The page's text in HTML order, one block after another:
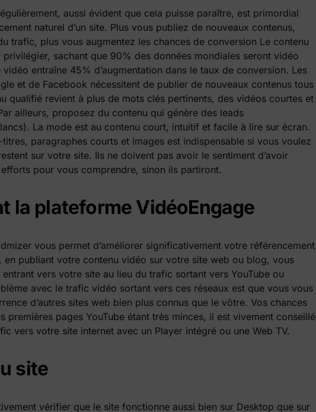
aussi évident que cela puisse paraître, est primordial
naturel d’un site. Plus vous publiez de nouveaux contenus,
trafic, plus vous augmentez les chances de conversion Le contenu
sachant que 90% des données mondiales seront vidéo
vidéo entraîne 45% d’augmentation dans le taux de conversion. Les
et de Facebook nécessitent de publier de nouveaux contenus tous
qualifié revient à plus de mots clés pertinents, des vidéos courtes et
ailleurs, proposez du contenu qui génère des leads
La mode est au contenu court, intuitif et facile à lire sur écran.
titres, paragraphes courts et images est indispensable si vous voulez
sur votre site. Ils ne doivent pas avoir le sentiment d’avoir
pour vous comprendre, sinon ils partiront.
la plateforme VidéoEngage
vous permet d’améliorer significativement votre référencement
en publiant votre contenu vidéo sur votre site web ou blog, vous
vers votre site au lieu du trafic sortant vers YouTube ou
avec le trafic vidéo sortant vers ces réseaux est que vous vous
d’autres sites web bien plus connus que le vôtre. Vos chances
premières pages YouTube étant très minces, il est vivement conseillé
vers votre site internet avec un Player intégré ou une Web TV.
site
vérifier que le site fonctionne aussi bien sur Desktop que sur